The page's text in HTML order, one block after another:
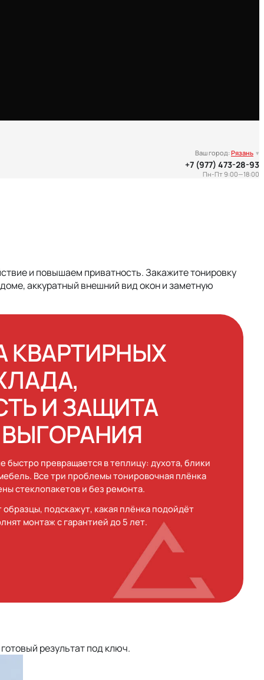
Ваш город: Рязань ▾
+7 (977) 473-28-93
Пн-Пт 9:00—18:00
и повышаем приватность. Закажите тонировку
аккуратный внешний вид окон и заметную
КВАРТИРНЫХ
И ЗАЩИТА
быстро превращается в теплицу: духота, блики
Все три проблемы тонировочная плёнка
стеклопакетов и без ремонта.
образцы, подскажут, какая плёнка подойдёт
монтаж с гарантией до 5 лет.
результат под ключ.